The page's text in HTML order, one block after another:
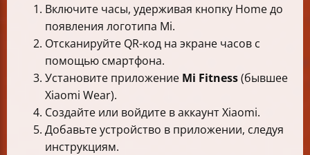
Включите часы, удерживая кнопку Home до
появления логотипа Mi.
Отсканируйте QR-код на экране часов с
помощью смартфона.
Установите приложение Mi Fitness(бывшее
Xiaomi Wear).
Создайте или войдите в аккаунт Xiaomi.
Добавьте устройство в приложении, следуя
инструкциям.